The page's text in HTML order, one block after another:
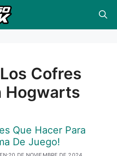
Cofres
Hogwarts
Que Hacer Para
De Juego!